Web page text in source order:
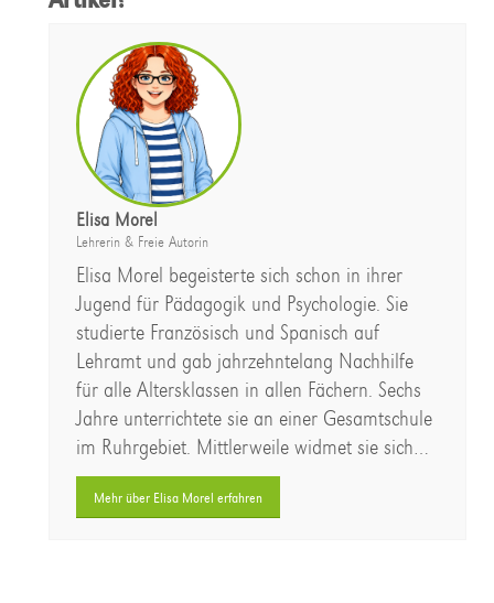
Elisa Morel
Lehrerin & Freie Autorin
Elisa Morel begeisterte sich schon in ihrer
Jugend für Pädagogik und Psychologie. Sie
studierte Französisch und Spanisch auf
Lehramt und gab jahrzehntelang Nachhilfe
für alle Altersklassen in allen Fächern. Sechs
Jahre unterrichtete sie an einer Gesamtschule
im Ruhrgebiet. Mittlerweile widmet sie sich…
Mehr über Elisa Morel erfahren